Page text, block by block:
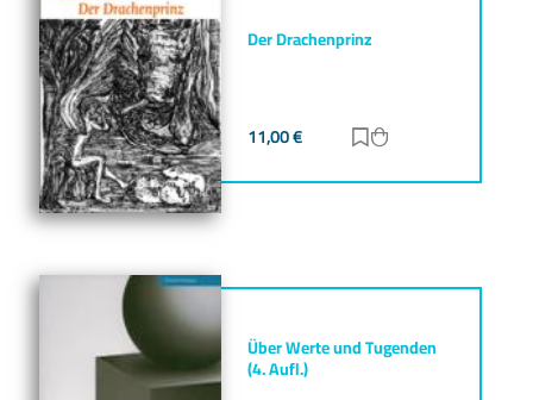
Der Drachenprinz
11,00€ Zur Merkliste
Über Werte und Tugenden
(4. Aufl.)